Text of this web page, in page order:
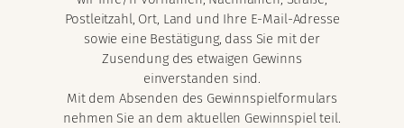
Postleitzahl, Ort, Land und Ihre E-Mail-Adresse
sowie eine Bestätigung, dass Sie mit der
Zusendung des etwaigen Gewinns
einverstanden sind.
Mit dem Absenden des Gewinnspielformulars
nehmen Sie an dem aktuellen Gewinnspiel teil.